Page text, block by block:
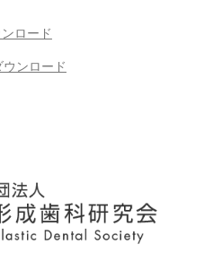
ロード
ウンロード